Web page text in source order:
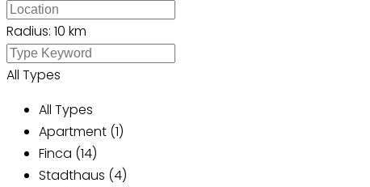
Radius: 10 km
All Types
All Types
Apartment (1)
Finca (14)
Stadthaus (4)